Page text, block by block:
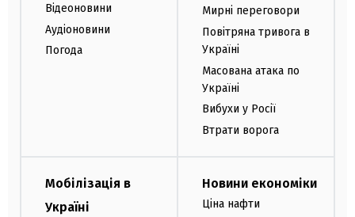
Відеоновини
Аудіоновини
Погода
Мирні переговори
Повітряна тривога в
Україні
Масована атака по
Україні
Вибухи у Росії
Втрати ворога
Мобілізація в
Україні
Новини економіки
Ціна нафти